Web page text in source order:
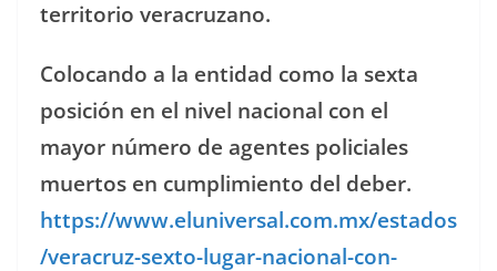
territorio veracruzano.
Colocando a la entidad como la sexta
posición en el nivel nacional con el
mayor número de agentes policiales
muertos en cumplimiento del deber.
https://www.eluniversal.com.mx/estados
/veracruz-sexto-lugar-nacional-con-